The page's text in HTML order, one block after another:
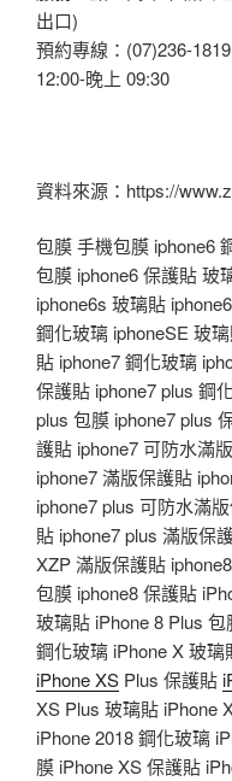
出口)
預約專線：(07)236-
12:00-晚上 09:30
資料來源：https://
包膜 手機包膜 iphone6
包膜 iphone6 保護貼 玻
iphone6s 玻璃貼
鋼化玻璃 iphoneSE 玻
貼 iphone7 鋼化玻璃
保護貼 iphone7 plus 鋼
plus 包膜 iphone7 plus
護貼 iphone7 可防水滿
iphone7 滿版保護貼
iphone7 plus 可防水滿
貼 iphone7 plus 滿版保
XZP 滿版保護貼
包膜 iphone8 保護貼
玻璃貼 iPhone 8 Plus
鋼化玻璃 iPhone X 玻
iPhone XS Plus 保護貼
XS Plus 玻璃貼 iPhone
iPhone 2018 鋼化玻璃
膜 iPhone XS 保護貼